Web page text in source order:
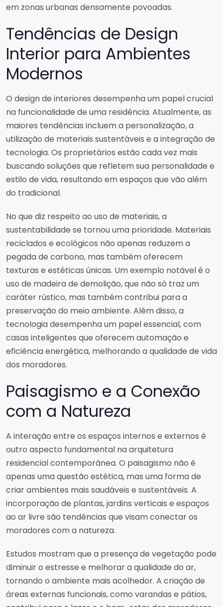
em zonas urbanas densamente povoadas.
Tendências de Design
Interior para Ambientes
Modernos
O design de interiores desempenha um papel crucial
na funcionalidade de uma residência. Atualmente, as
maiores tendências incluem a personalização, a
utilização de materiais sustentáveis e a integração de
tecnologia. Os proprietários estão cada vez mais
buscando soluções que refletem sua personalidade e
estilo de vida, resultando em espaços que vão além
do tradicional.
No que diz respeito ao uso de materiais, a
sustentabilidade se tornou uma prioridade. Materiais
reciclados e ecológicos não apenas reduzem a
pegada de carbono, mas também oferecem
texturas e estéticas únicas. Um exemplo notável é o
uso de madeira de demolição, que não só traz um
caráter rústico, mas também contribui para a
preservação do meio ambiente. Além disso, a
tecnologia desempenha um papel essencial, com
casas inteligentes que oferecem automação e
eficiência energética, melhorando a qualidade de vida
dos moradores.
Paisagismo e a Conexão
com a Natureza
A interação entre os espaços internos e externos é
outro aspecto fundamental na arquitetura
residencial contemporânea. O paisagismo não é
apenas uma questão estética, mas uma forma de
criar ambientes mais saudáveis e sustentáveis. A
incorporação de plantas, jardins verticais e espaços
ao ar livre são tendências que visam conectar os
moradores com a natureza.
Estudos mostram que a presença de vegetação pode
diminuir o estresse e melhorar a qualidade do ar,
tornando o ambiente mais acolhedor. A criação de
áreas externas funcionais, como varandas e pátios,